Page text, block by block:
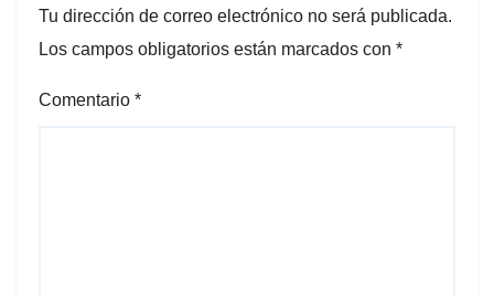
Tu dirección de correo electrónico no será publicada.
Los campos obligatorios están marcados con *
Comentario *